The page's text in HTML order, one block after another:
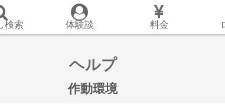
検索 体験談 料金
ヘルプ
作動環境